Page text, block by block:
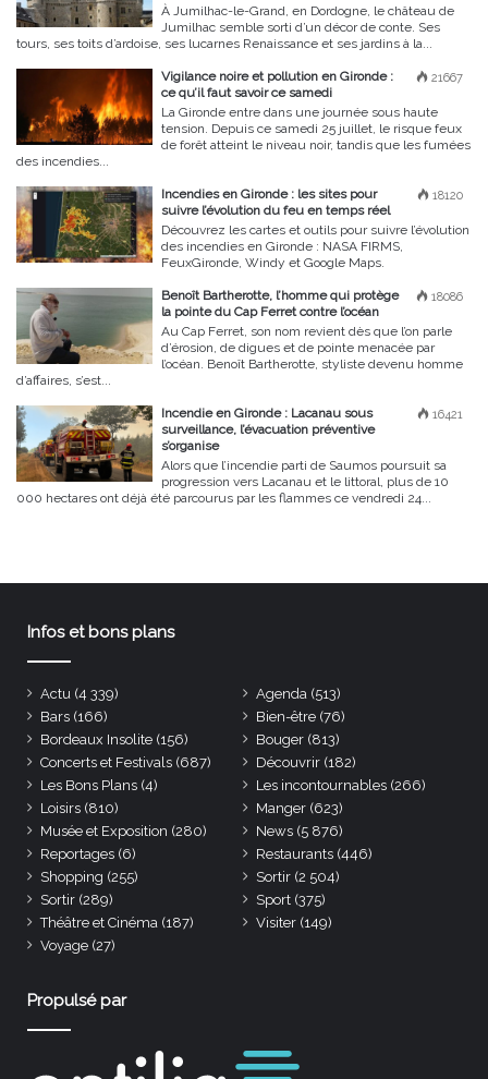
À Jumilhac-le-Grand, en Dordogne, le château de
Jumilhac semble sorti d’un décor de conte. Ses
tours, ses toits d’ardoise, ses lucarnes Renaissance et ses jardins à la...
21667
Vigilance noire et pollution en Gironde :
ce qu’il faut savoir ce samedi
La Gironde entre dans une journée sous haute
tension. Depuis ce samedi 25 juillet, le risque feux
de forêt atteint le niveau noir, tandis que les fumées
des incendies...
18120
Incendies en Gironde : les sites pour
suivre l’évolution du feu en temps réel
Découvrez les cartes et outils pour suivre l’évolution
des incendies en Gironde : NASA FIRMS,
FeuxGironde, Windy et Google Maps.
18086
Benoît Bartherotte, l’homme qui protège
la pointe du Cap Ferret contre l’océan
Au Cap Ferret, son nom revient dès que l’on parle
d’érosion, de digues et de pointe menacée par
l’océan. Benoît Bartherotte, styliste devenu homme
d’affaires, s’est...
16421
Incendie en Gironde : Lacanau sous
surveillance, l’évacuation préventive
s’organise
Alors que l’incendie parti de Saumos poursuit sa
progression vers Lacanau et le littoral, plus de 10
000 hectares ont déjà été parcourus par les flammes ce vendredi 24...
Infos et bons plans
Actu (4 339) Agenda (513)
Bars (166) Bien-être (76)
Bordeaux Insolite (156) Bouger (813)
Concerts et Festivals (687) Découvrir (182)
Les Bons Plans (4) Les incontournables (266)
Loisirs (810) Manger (623)
Musée et Exposition (280) News (5 876)
Reportages (6) Restaurants (446)
Shopping (255) Sortir (2 504)
Sortir (289) Sport (375)
Théâtre et Cinéma (187) Visiter (149)
Voyage (27)
Propulsé par